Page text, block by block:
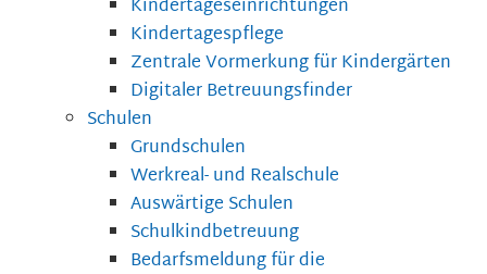
Kindertageseinrichtungen
Kindertagespflege
Zentrale Vormerkung für Kindergärten
Digitaler Betreuungsfinder
Schulen
Grundschulen
Werkreal- und Realschule
Auswärtige Schulen
Schulkindbetreuung
Bedarfsmeldung für die